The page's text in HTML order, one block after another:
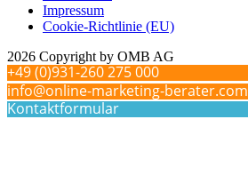
Impressum
Cookie-Richtlinie (EU)
2026 Copyright by OMB AG
+49 (0)931-260 275 000
info@online-marketing-berater.com
Kontaktformular